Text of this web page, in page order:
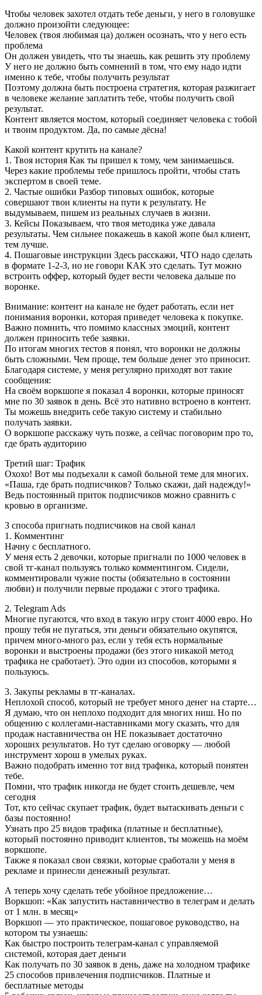
Чтобы человек захотел отдать тебе деньги, у него в головушке
должно произойти следующее:
Человек (твоя любимая ца) должен осознать, что у него есть
проблема
Он должен увидеть, что ты знаешь, как решить эту проблему
У него не должно быть сомнений в том, что ему надо идти
именно к тебе, чтобы получить результат
Поэтому должна быть построена стратегия, которая разжигает
в человеке желание заплатить тебе, чтобы получить свой
результат.
Контент является мостом, который соединяет человека с тобой
и твоим продуктом. Да, по самые дёсна!
Какой контент крутить на канале?
1. Твоя история Как ты пришел к тому, чем занимаешься.
Через какие проблемы тебе пришлось пройти, чтобы стать
экспертом в своей теме.
2. Частые ошибки Разбор типовых ошибок, которые
совершают твои клиенты на пути к результату. Не
выдумываем, пишем из реальных случаев в жизни.
3. Кейсы Показываем, что твоя методика уже давала
результаты. Чем сильнее покажешь в какой жопе был клиент,
тем лучше.
4. Пошаговые инструкции Здесь расскажи, ЧТО надо сделать
в формате 1-2-3, но не говори КАК это сделать. Тут можно
встроить оффер, который будет вести человека дальше по
воронке.
Внимание: контент на канале не будет работать, если нет
понимания воронки, которая приведет человека к покупке.
Важно помнить, что помимо классных эмоций, контент
должен приносить тебе заявки.
По итогам многих тестов я понял, что воронки не должны
быть сложными. Чем проще, тем больше денег это приносит.
Благодаря системе, у меня регулярно приходят вот такие
сообщения:
На своём воркшопе я показал 4 воронки, которые приносят
мне по 30 заявок в день. Всё это нативно встроено в контент.
Ты можешь внедрить себе такую систему и стабильно
получать заявки.
О воркшопе расскажу чуть позже, а сейчас поговорим про то,
где брать аудиторию
Третий шаг: Трафик
Охохо! Вот мы подъехали к самой больной теме для многих.
«Паша, где брать подписчиков? Только скажи, дай надежду!»
Ведь постоянный приток подписчиков можно сравнить с
кровью в организме.
3 способа пригнать подписчиков на свой канал
1. Комментинг
Начну с бесплатного.
У меня есть 2 девочки, которые пригнали по 1000 человек в
свой тг-канал пользуясь только комментингом. Сидели,
комментировали чужие посты (обязательно в состоянии
любви) и получили первые продажи с этого трафика.
2. Telegram Ads
Многие пугаются, что вход в такую игру стоит 4000 евро. Но
прошу тебя не пугаться, эти деньги обязательно окупятся,
причем много-много раз, если у тебя есть нормальные
воронки и выстроены продажи (без этого никакой метод
трафика не сработает). Это один из способов, которыми я
пользуюсь.
3. Закупы рекламы в тг-каналах.
Неплохой способ, который не требует много денег на старте…
Я думаю, что он неплохо подходит для многих ниш. Но по
общению с коллегами-наставниками могу сказать, что для
продаж наставничества он НЕ показывает достаточно
хороших результатов. Но тут сделаю оговорку — любой
инструмент хорош в умелых руках.
Важно подобрать именно тот вид трафика, который понятен
тебе.
Помни, что трафик никогда не будет стоить дешевле, чем
сегодня
Тот, кто сейчас скупает трафик, будет вытаскивать деньги с
базы постоянно!
Узнать про 25 видов трафика (платные и бесплатные),
который постоянно приводит клиентов, ты можешь на моём
воркшопе.
Также я показал свои связки, которые сработали у меня в
рекламе и принесли денежный результат.
А теперь хочу сделать тебе убойное предложение…
Воркшоп: «Как запустить наставничество в телеграм и делать
от 1 млн. в месяц»
Воркшоп — это практическое, пошаговое руководство, на
котором ты узнаешь:
Как быстро построить телеграм-канал с управляемой
системой, которая дает деньги
Как получать по 30 заявок в день, даже на холодном трафике
25 способов привлечения подписчиков. Платные и
бесплатные методы